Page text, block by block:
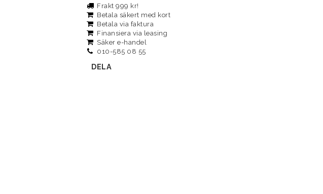
Frakt 999 kr!
Betala säkert med kort
Betala via faktura
Finansiera via leasing
Säker e-handel
010-585 08 55
DELA